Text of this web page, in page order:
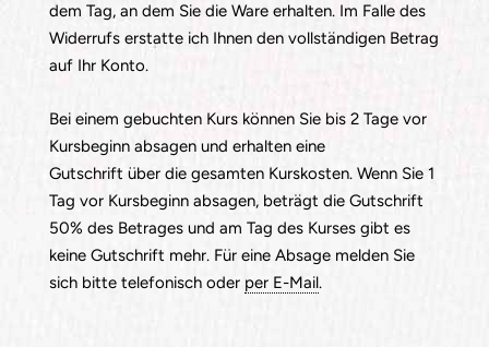
dem Tag, an dem Sie die Ware erhalten. Im Falle des
Widerrufs erstatte ich Ihnen den vollständigen Betrag
auf Ihr Konto.
Bei einem gebuchten Kurs können Sie bis 2 Tage vor
Kursbeginn absagen und erhalten eine
Gutschrift über die gesamten Kurskosten. Wenn Sie 1
Tag vor Kursbeginn absagen, beträgt die Gutschrift
50% des Betrages und am Tag des Kurses gibt es
keine Gutschrift mehr. Für eine Absage melden Sie
sich bitte telefonisch oder per E-Mail.